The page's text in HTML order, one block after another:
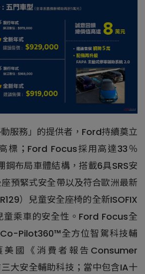
服務」的提供者，Ford持續奠立
標；Ford Focus採用高達33％
鋼布局車體結構，搭載6具SRS安
預緊式安全帶以及符合歐洲最新
）兒童安全座椅的全新ISOFIX
童乘車的安全性。Ford Focus全
Pilot360™全方位智駕科技輔
國《消費者報告Consumer
大安全輔助科技；當中包含IA十